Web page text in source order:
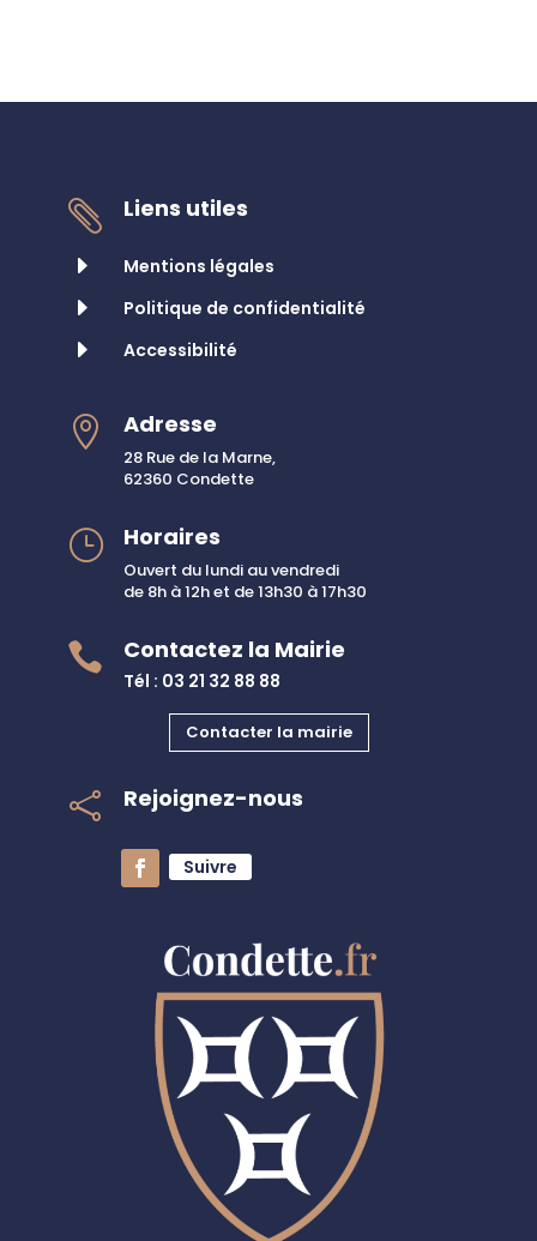

Liens utiles
E
Mentions légales
E Politique de confidentialité
E Accessibilité
 Adresse
28 Rue de la Marne,
62360 Condette
} Horaires
Ouvert du lundi au vendredi
de 8h à 12h et de 13h30 à 17h30
 Contactez la Mairie
Tél : 03 21 32 88 88
Contacter la mairie
 Rejoignez-nous
Suivre